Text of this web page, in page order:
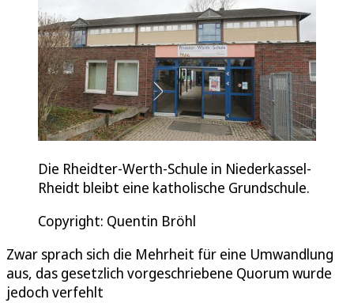
Die Rheidter-Werth-Schule in Niederkassel-
Rheidt bleibt eine katholische Grundschule.
Copyright: Quentin Bröhl
Zwar sprach sich die Mehrheit für eine Umwandlung
aus, das gesetzlich vorgeschriebene Quorum wurde
jedoch verfehlt